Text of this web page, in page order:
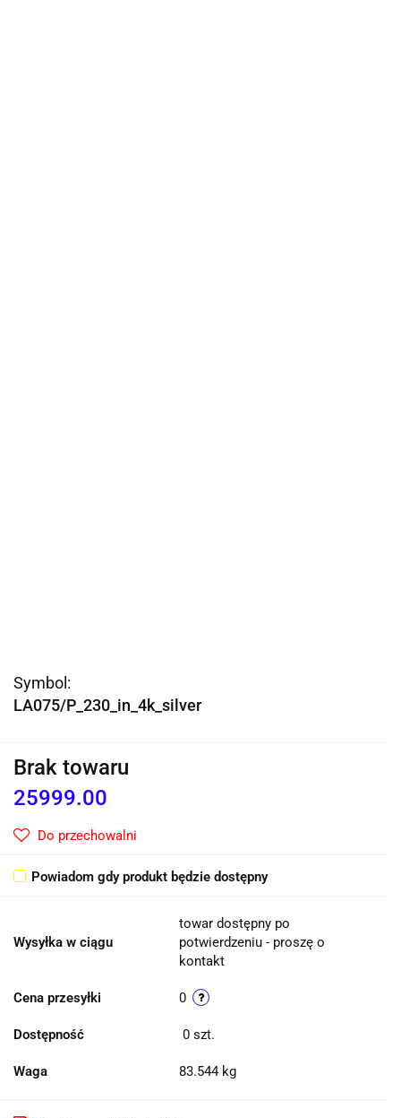
Symbol:
LA075/P_230_in_4k_silver
Brak towaru
25999.00
Do przechowalni
Powiadom gdy produkt będzie dostępny
Wysyłka w ciągu
towar dostępny po
potwierdzeniu - proszę o
kontakt
Cena przesyłki 0
Dostępność 0 szt.
Waga 83.544 kg